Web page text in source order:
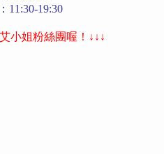
11:30-19:30
小姐粉絲團喔！↓↓↓